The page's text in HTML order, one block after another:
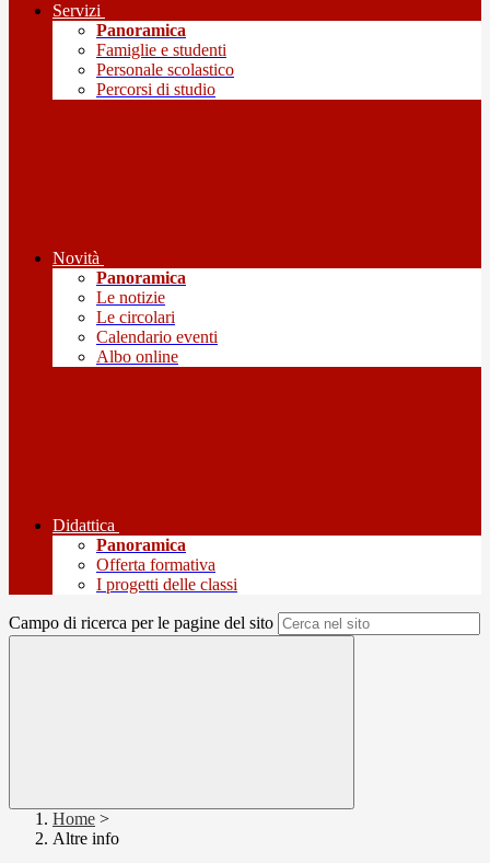
Servizi
Panoramica
Famiglie e studenti
Personale scolastico
Percorsi di studio
Novità
Panoramica
Le notizie
Le circolari
Calendario eventi
Albo online
Didattica
Panoramica
Offerta formativa
I progetti delle classi
Campo di ricerca per le pagine del sito
Home >
Altre info